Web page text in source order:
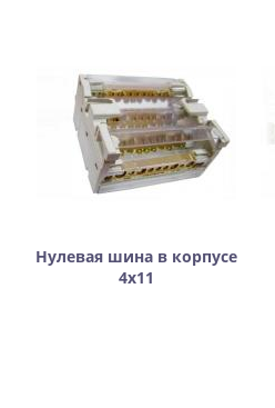
Нулевая шина в корпусе
4х11